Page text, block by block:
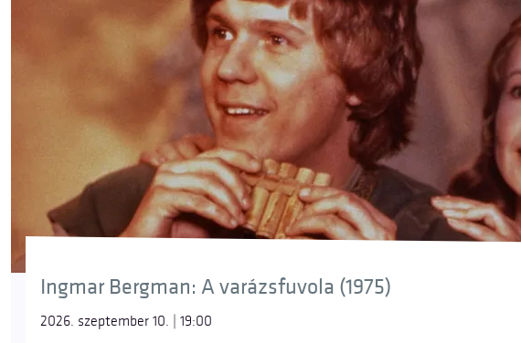
Ingmar Bergman: A varázsfuvola (1975)
2026. szeptember 10. | 19:00